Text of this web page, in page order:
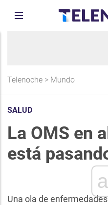
Telenoche > Mundo
SALUD
La OMS en
está
Una ola de